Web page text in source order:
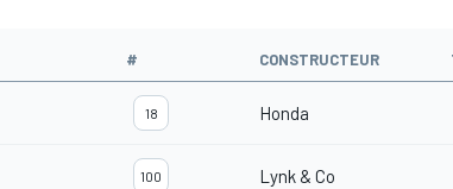
# CONSTRUCTEUR
18 Honda
100 Lynk & Co